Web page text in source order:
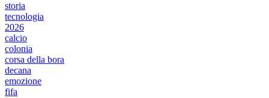
storia
tecnologia
2026
calcio
colonia
corsa della bora
decana
emozione
fifa